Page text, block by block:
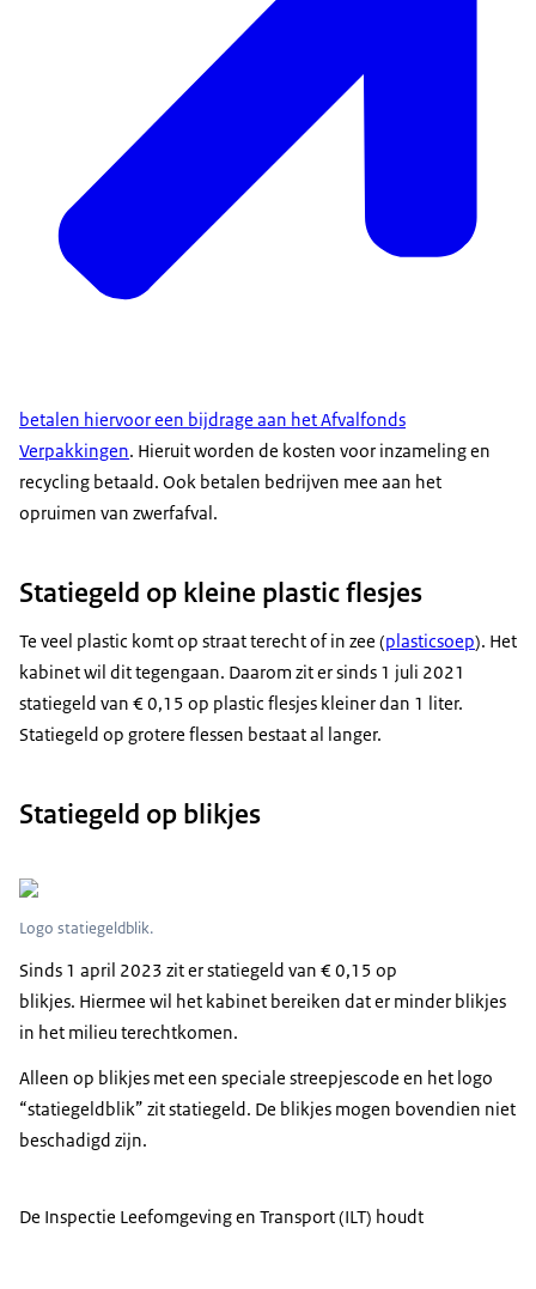
betalen hiervoor een bijdrage aan het Afvalfonds
Verpakkingen. Hieruit worden de kosten voor inzameling en
recycling betaald. Ook betalen bedrijven mee aan het
opruimen van zwerfafval.
Statiegeld op kleine plastic flesjes
Te veel plastic komt op straat terecht of in zee (plasticsoep). Het
kabinet wil dit tegengaan. Daarom zit er sinds 1 juli 2021
statiegeld van € 0,15 op plastic flesjes kleiner dan 1 liter.
Statiegeld op grotere flessen bestaat al langer.
Statiegeld op blikjes
Logo statiegeldblik.
Sinds 1 april 2023 zit er statiegeld van € 0,15 op
blikjes. Hiermee wil het kabinet bereiken dat er minder blikjes
in het milieu terechtkomen.
Alleen op blikjes met een speciale streepjescode en het logo
“statiegeldblik” zit statiegeld. De blikjes mogen bovendien niet
beschadigd zijn.
De Inspectie Leefomgeving en Transport (ILT) houdt